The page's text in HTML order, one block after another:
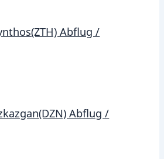
Abflug /
Abflug /